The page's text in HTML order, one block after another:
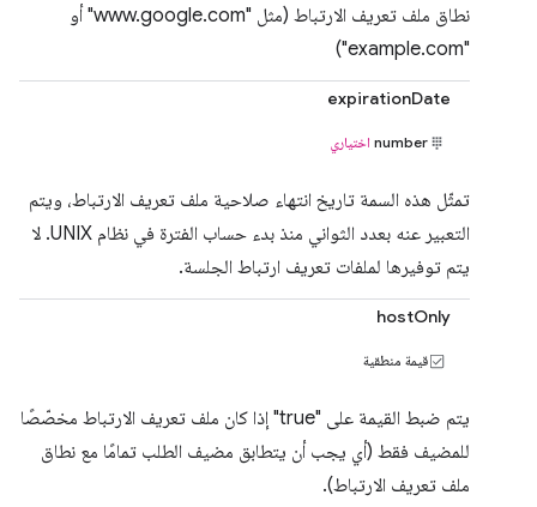
نطاق ملف تعريف الارتباط (مثل "www.google.com" أو
"example.com")
expirationDate
number اختياري
تمثّل هذه السمة تاريخ انتهاء صلاحية ملف تعريف الارتباط، ويتم
التعبير عنه بعدد الثواني منذ بدء حساب الفترة في نظام UNIX. لا
يتم توفيرها لملفات تعريف ارتباط الجلسة.
hostOnly
قيمة منطقية
يتم ضبط القيمة على "true" إذا كان ملف تعريف الارتباط مخصّصًا
للمضيف فقط (أي يجب أن يتطابق مضيف الطلب تمامًا مع نطاق
ملف تعريف الارتباط).